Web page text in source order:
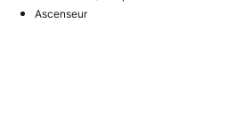
Ascenseur